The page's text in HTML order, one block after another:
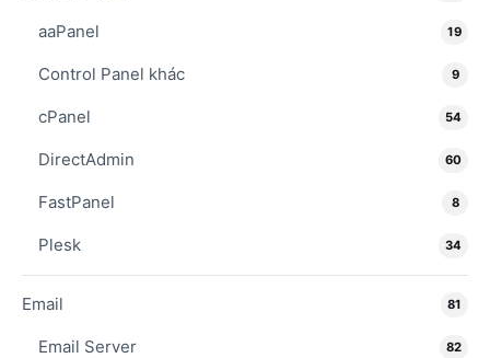
aaPanel 19
Control Panel khác 9
cPanel 54
DirectAdmin 60
FastPanel 8
Plesk 34
Email 81
Email Server 82